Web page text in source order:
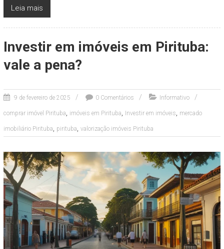
Leia mais
Investir em imóveis em Pirituba:
vale a pena?
9 de fevereiro de 2025 0 Comentários Informativo
comprar imóvel Pirituba, imóveis em Pirituba, Investir em imóveis, mercado
imobiliário Pirituba, pirituba, valorização imóveis Pirituba